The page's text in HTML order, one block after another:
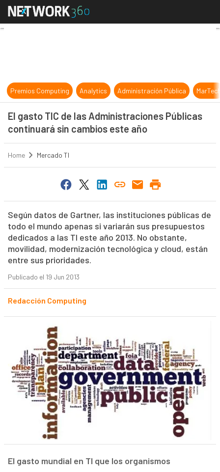
El gasto TIC de las
Premios Computing Analytics Administración Pública
El gasto TIC de las Administraciones Públicas
continuará sin cambios este año
Home Mercado TI
Según datos de Gartner, las instituciones públicas de
todo el mundo apenas si variarán sus presupuestos
dedicados a las TI este año 2013. No obstante,
movilidad, modernización tecnológica y cloud, están
entre sus prioridades.
Publicado el 19 Jun 2013
Redacción Computing
El gasto mundial en TI que los organismos